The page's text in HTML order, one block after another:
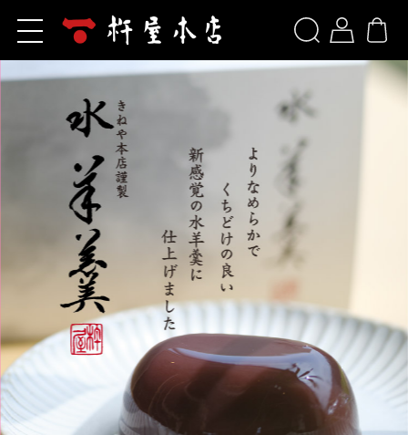
ホーム
商品一覧
洋菓子
山形旬香菓
山形旬香菓(ラ・フランス)
リップルパイ・季節のパイ
生リップルパイ（店舗限定）
山形サブレ
サポリ
季節のブッセ
果樹園だより
和菓子
新規会員登録
ログイン
杵屋本店とは
お問い合わせ
ご利用ガイド
包装について
よくあるご質問
お知らせ
当サイトについて
特定商取引法に基づく表記